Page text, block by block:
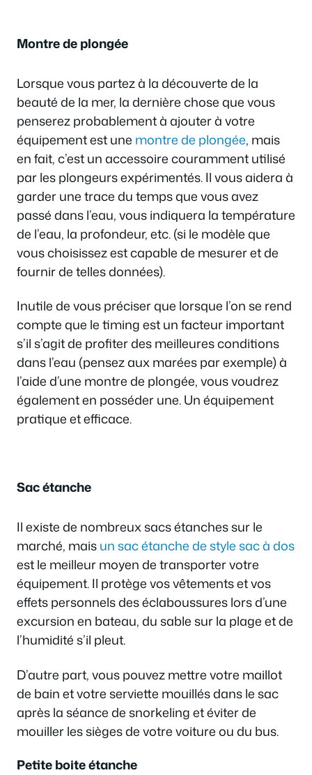
Montre de plongée
Lorsque vous partez à la découverte de la
beauté de la mer, la dernière chose que vous
penserez probablement à ajouter à votre
équipement est une montre de plongée, mais
en fait, c’est un accessoire couramment utilisé
par les plongeurs expérimentés. Il vous aidera à
garder une trace du temps que vous avez
passé dans l’eau, vous indiquera la température
de l’eau, la profondeur, etc. (si le modèle que
vous choisissez est capable de mesurer et de
fournir de telles données).
Inutile de vous préciser que lorsque l’on se rend
compte que le timing est un facteur important
s’il s’agit de profiter des meilleures conditions
dans l’eau (pensez aux marées par exemple) à
l’aide d’une montre de plongée, vous voudrez
également en posséder une. Un équipement
pratique et efficace.
Sac étanche
Il existe de nombreux sacs étanches sur le
marché, maisun sac étanche de style sac à dos
est le meilleur moyen de transporter votre
équipement. Il protège vos vêtements et vos
effets personnels des éclaboussures lors d’une
excursion en bateau, du sable sur la plage et de
l’humidité s’il pleut.
D’autre part, vous pouvez mettre votre maillot
de bain et votre serviette mouillés dans le sac
après la séance de snorkeling et éviter de
mouiller les sièges de votre voiture ou du bus.
Petite boite étanche